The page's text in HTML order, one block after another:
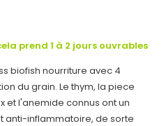
prend 1 à 2 jours ouvrables
biofish nourriture avec 4
du grain. Le thym, la piece
et l'anemide connus ont un
anti-inflammatoire, de sorte